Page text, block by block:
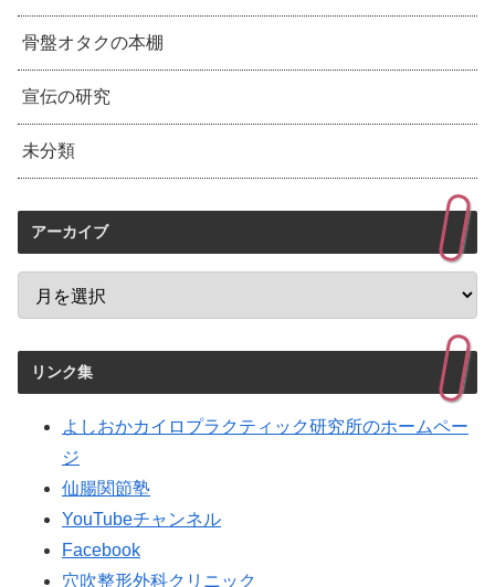
骨盤オタクの本棚
宣伝の研究
未分類
アーカイブ
リンク集
よしおかカイロプラクティック研究所のホームペー
ジ
仙腸関節塾
YouTubeチャンネル
Facebook
穴吹整形外科クリニック